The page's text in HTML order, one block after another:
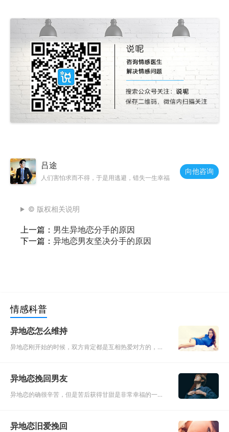
吕途
人们害怕求而不得，于是用逃避，错失一生幸福
向他咨询
© 版权相关说明
上一篇： 男生异地恋分手的原因
下一篇： 异地恋男友坚决分手的原因
情感科普
异地恋怎么维持
异地恋刚开始的时候，双方肯定都是互相热爱对方的，不
方因为接触着不同的人
异地恋挽回男友
异地恋的确很辛苦，但是苦后获得甘甜是非常幸福的一件
架就不吵架。每一段
异地恋旧爱挽回